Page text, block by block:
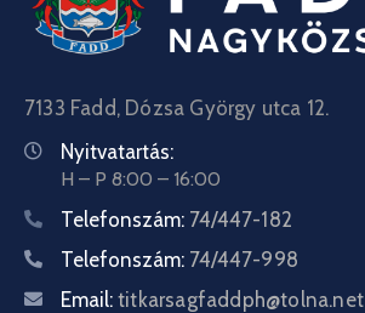
7133 Fadd, Dózsa György utca 12.
Nyitvatartás:
H – P 8:00 – 16:00
Telefonszám: 74/447-182
Telefonszám: 74/447-998
Email: titkarsagfaddph@tolna.net